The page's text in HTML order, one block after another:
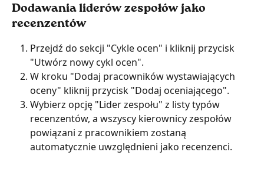
Dodawania liderów zespołów jako
recenzentów
Przejdź do sekcji "Cykle ocen" i kliknij przycisk
"Utwórz nowy cykl ocen".
W kroku "Dodaj pracowników wystawiających
oceny" kliknij przycisk "Dodaj oceniającego".
Wybierz opcję "Lider zespołu" z listy typów
recenzentów, a wszyscy kierownicy zespołów
powiązani z pracownikiem zostaną
automatycznie uwzględnieni jako recenzenci.